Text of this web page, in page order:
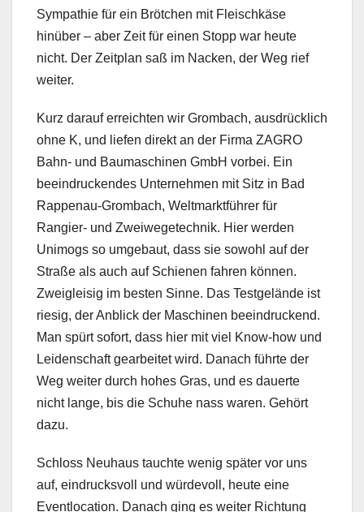
Sympathie für ein Brötchen mit Fleischkäse
hinüber – aber Zeit für einen Stopp war heute
nicht. Der Zeitplan saß im Nacken, der Weg rief
weiter.
Kurz darauf erreichten wir Grombach, ausdrücklich
ohne K, und liefen direkt an der Firma ZAGRO
Bahn- und Baumaschinen GmbH vorbei. Ein
beeindruckendes Unternehmen mit Sitz in Bad
Rappenau-Grombach, Weltmarktführer für
Rangier- und Zweiwegetechnik. Hier werden
Unimogs so umgebaut, dass sie sowohl auf der
Straße als auch auf Schienen fahren können.
Zweigleisig im besten Sinne. Das Testgelände ist
riesig, der Anblick der Maschinen beeindruckend.
Man spürt sofort, dass hier mit viel Know-how und
Leidenschaft gearbeitet wird. Danach führte der
Weg weiter durch hohes Gras, und es dauerte
nicht lange, bis die Schuhe nass waren. Gehört
dazu.
Schloss Neuhaus tauchte wenig später vor uns
auf, eindrucksvoll und würdevoll, heute eine
Eventlocation. Danach ging es weiter Richtung